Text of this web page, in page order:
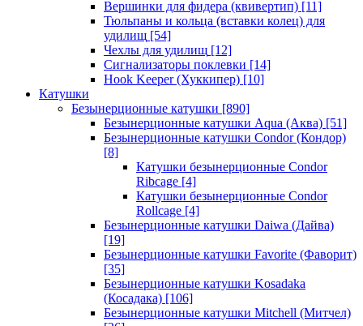
Вершинки для фидера (квивертип) [11]
Тюльпаны и кольца (вставки колец) для
удилищ [54]
Чехлы для удилищ [12]
Сигнализаторы поклевки [14]
Hook Keeper (Хуккипер) [10]
Катушки
Безынерционные катушки [890]
Безынерционные катушки Aqua (Аква) [51]
Безынерционные катушки Condor (Кондор)
[8]
Катушки безынерционные Condor
Ribcage [4]
Катушки безынерционные Condor
Rollcage [4]
Безынерционные катушки Daiwa (Дайва)
[19]
Безынерционные катушки Favorite (Фаворит)
[35]
Безынерционные катушки Kosadaka
(Косадака) [106]
Безынерционные катушки Mitchell (Митчел)